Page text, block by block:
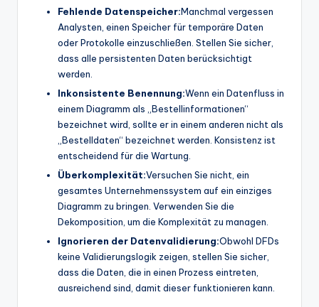
Fehlende Datenspeicher:Manchmal vergessen
Analysten, einen Speicher für temporäre Daten
oder Protokolle einzuschließen. Stellen Sie sicher,
dass alle persistenten Daten berücksichtigt
werden.
Inkonsistente Benennung:Wenn ein Datenfluss in
einem Diagramm als „Bestellinformationen“
bezeichnet wird, sollte er in einem anderen nicht als
„Bestelldaten“ bezeichnet werden. Konsistenz ist
entscheidend für die Wartung.
Überkomplexität:Versuchen Sie nicht, ein
gesamtes Unternehmenssystem auf ein einziges
Diagramm zu bringen. Verwenden Sie die
Dekomposition, um die Komplexität zu managen.
Ignorieren der Datenvalidierung:Obwohl DFDs
keine Validierungslogik zeigen, stellen Sie sicher,
dass die Daten, die in einen Prozess eintreten,
ausreichend sind, damit dieser funktionieren kann.